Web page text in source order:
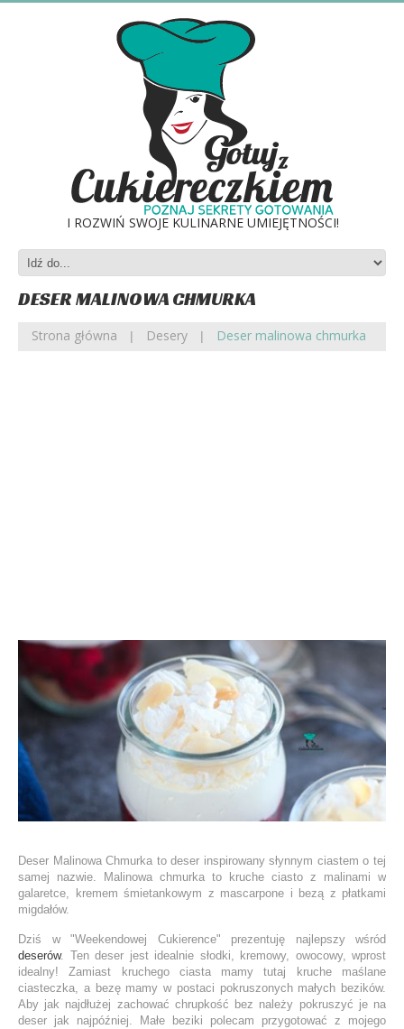
I ROZWIŃ SWOJE KULINARNE UMIEJĘTNOŚCI!
DESER MALINOWA CHMURKA
Strona główna Desery Deser malinowa chmurka
Deser Malinowa Chmurka to deser inspirowany słynnym ciastem o tej
samej nazwie. Malinowa chmurka to kruche ciasto z malinami w
galaretce, kremem śmietankowym z mascarpone i bezą z płatkami
migdałów.
Dziś w "Weekendowej Cukierence" prezentuję najlepszy wśród
deserów. Ten deser jest idealnie słodki, kremowy, owocowy, wprost
idealny! Zamiast kruchego ciasta mamy tutaj kruche maślane
ciasteczka, a bezę mamy w postaci pokruszonych małych bezików.
Aby jak najdłużej zachować chrupkość bez należy pokruszyć je na
deser jak najpóźniej. Małe beziki polecam przygotować z mojego